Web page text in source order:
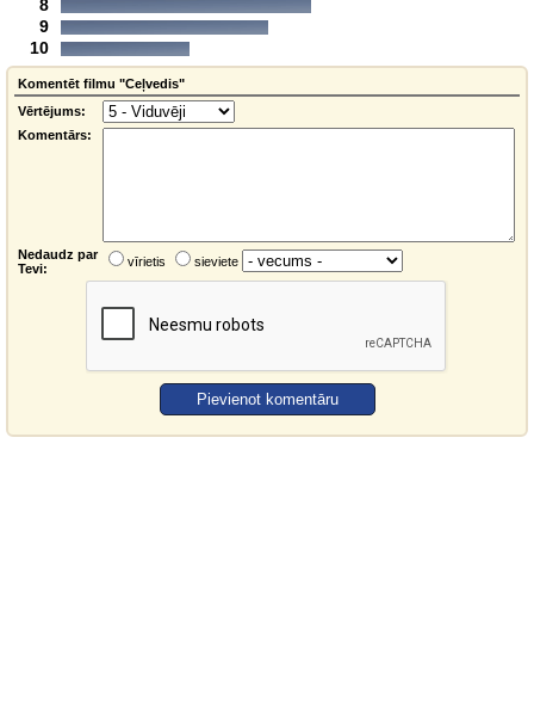
8
9
10
Komentēt filmu "Ceļvedis"
Vērtējums:
Komentārs:
Nedaudz par
Tevi:
vīrietis sieviete